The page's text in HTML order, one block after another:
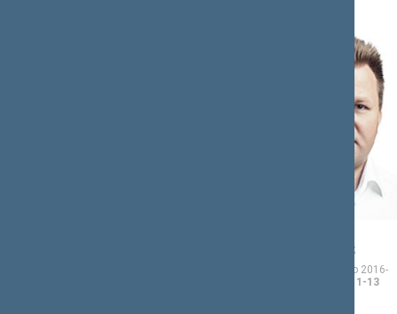
ADOMĖNAS
Seimo narys nuo 2016-
iki 2020-11-13